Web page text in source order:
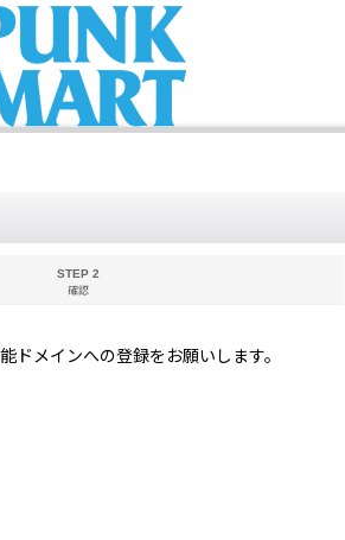
STEP 2
確認
メインへの登録をお願いします。